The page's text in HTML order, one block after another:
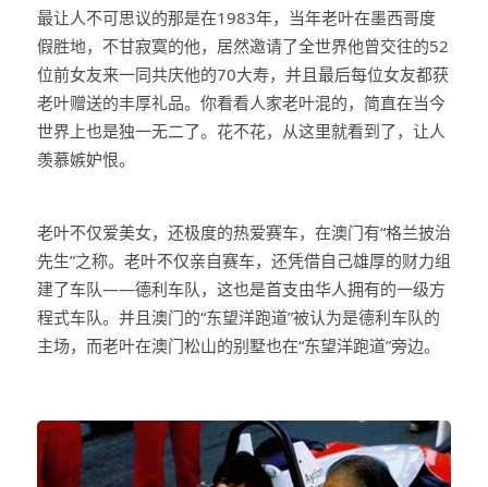
最让人不可思议的那是在1983年，当年老叶在墨西哥度
假胜地，不甘寂寞的他，居然邀请了全世界他曾交往的52
位前女友来一同共庆他的70大寿，并且最后每位女友都获
老叶赠送的丰厚礼品。你看看人家老叶混的，简直在当今
世界上也是独一无二了。花不花，从这里就看到了，让人
羡慕嫉妒恨。
老叶不仅爱美女，还极度的热爱赛车，在澳门有“格兰披治
先生”之称。老叶不仅亲自赛车，还凭借自己雄厚的财力组
建了车队——德利车队，这也是首支由华人拥有的一级方
程式车队。并且澳门的“东望洋跑道”被认为是德利车队的
主场，而老叶在澳门松山的别墅也在“东望洋跑道”旁边。